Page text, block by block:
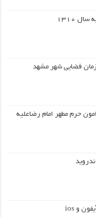
۱۳۱۰
فضایی شهر مشهد
حرم مطهر امام رضاعليه